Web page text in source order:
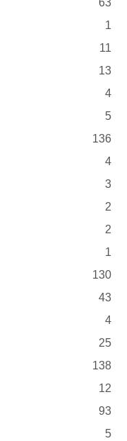
63
1
11
13
4
5
136
4
3
2
2
1
130
43
4
25
138
12
93
5